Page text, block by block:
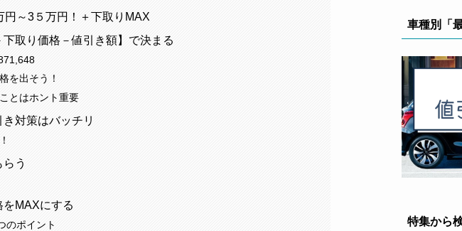
～3５万円！＋下取りMAX
取り価格－値引き額】で決まる
を出そう！
とはホント重要
対策はバッチリ
う
MAXにする
のポイント
車種別「
特集から